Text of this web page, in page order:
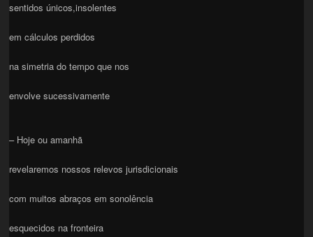
sentidos únicos,insolentes
em cálculos perdidos
na simetria do tempo que nos
envolve sucessivamente
– Hoje ou amanhã
revelaremos nossos relevos jurisdicionais
com muitos abraços em sonolência
esquecidos na fronteira